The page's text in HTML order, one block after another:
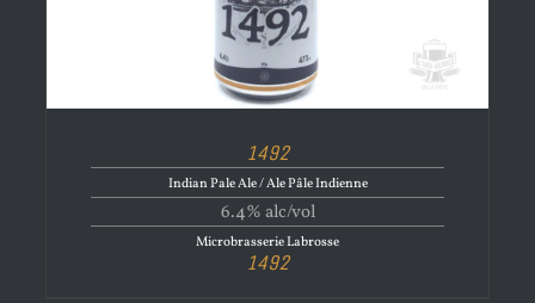
1492
Indian Pale Ale / Ale Pâle Indienne
6.4% alc/vol
Microbrasserie Labrosse
1492